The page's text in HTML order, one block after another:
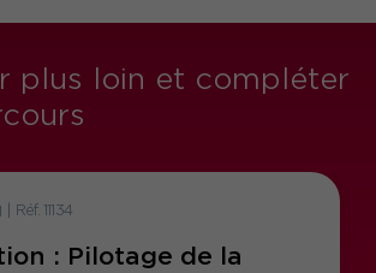
plus loin et compléter
Réf. 11134
: Pilotage de la